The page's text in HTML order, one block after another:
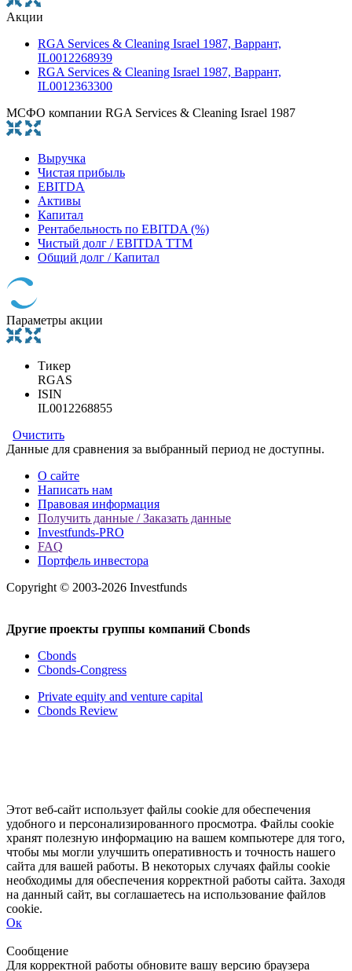
Акции
RGA Services & Cleaning Israel 1987, Варрант,
IL0012268939
RGA Services & Cleaning Israel 1987, Варрант,
IL0012363300
МСФО компании RGA Services & Cleaning Israel 1987
Выручка
Чистая прибыль
EBITDA
Активы
Капитал
Рентабельность по EBITDA (%)
Чистый долг / EBITDA TTM
Общий долг / Капитал
Параметры акции
Тикер
RGAS
ISIN
IL0012268855
Очистить
Данные для сравнения за выбранный период не доступны.
О сайте
Написать нам
Правовая информация
Получить данные / Заказать данные
Investfunds-PRO
FAQ
Портфель инвестора
Copyright © 2003-2026 Investfunds
Другие проекты группы компаний Cbonds
Cbonds
Cbonds-Congress
Private equity and venture capital
Cbonds Review
Этот веб-сайт использует файлы cookie для обеспечения
удобного и персонализированного просмотра. Файлы cookie
хранят полезную информацию на вашем компьютере для того,
чтобы мы могли улучшить оперативность и точность нашего
сайта для вашей работы. В некоторых случаях файлы cookie
необходимы для обеспечения корректной работы сайта. Заходя
на данный сайт, вы соглашаетесь на использование файлов
cookie.
Ок
Сообщение
Для корректной работы обновите вашу версию браузера